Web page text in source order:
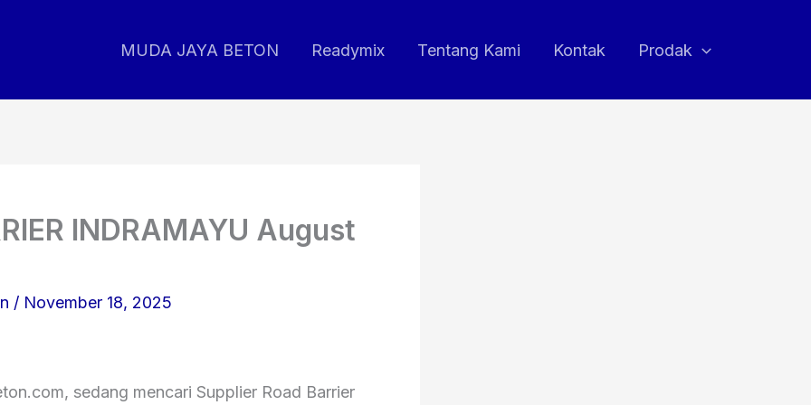
MUDA JAYA BETON Readymix Tentang Kami Kontak Prodak
INDRAMAYU August
/ November 18, 2025
sedang mencari Supplier Road Barrier